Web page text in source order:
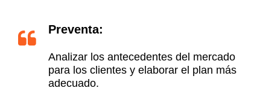
Preventa:
Analizar los antecedentes del mercado
para los clientes y elaborar el plan más
adecuado.